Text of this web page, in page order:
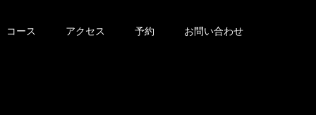
コース アクセス 予約 お問い合わせ